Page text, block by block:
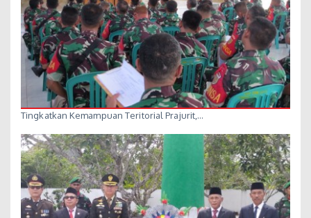
Tingkatkan Kemampuan Teritorial Prajurit,…